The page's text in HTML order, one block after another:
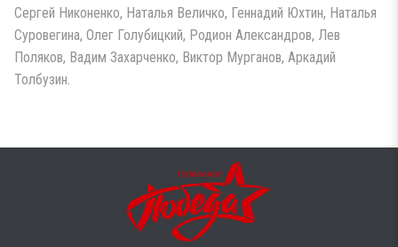
Сергей Никоненко, Наталья Величко, Геннадий Юхтин, Наталья
Суровегина, Олег Голубицкий, Родион Александров, Лев
Поляков, Вадим Захарченко, Виктор Мурганов, Аркадий
Толбузин.